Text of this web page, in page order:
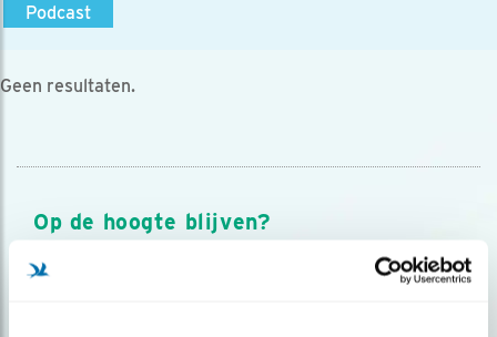
Podcast
Geen resultaten.
Op de hoogte blijven?
Meld je aan en ontvang nieuws, inspiratie, acties en tips
over vogels en activiteiten van Vogelbescherming.